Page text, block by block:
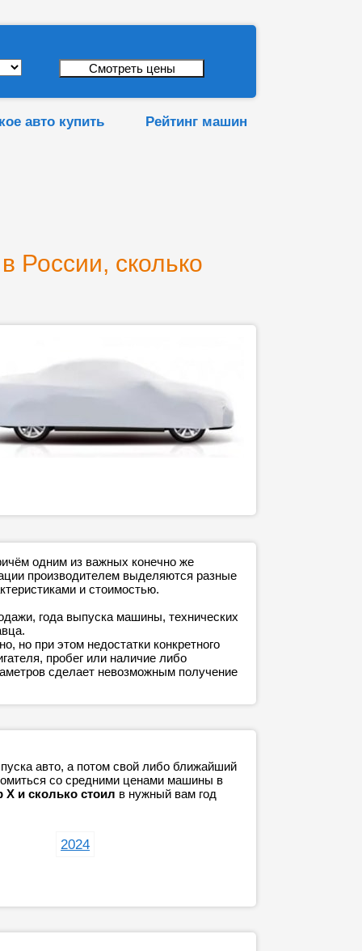
авто купить Рейтинг машин
России, сколько
одним из важных конечно же
производителем выделяются разные
и стоимостью.
года выпуска машины, технических
но при этом недостатки конкретного
пробег или наличие либо
сделает невозможным получение
авто, а потом свой либо ближайший
со средними ценами машины в
Х и сколько стоил в нужный вам год
2024